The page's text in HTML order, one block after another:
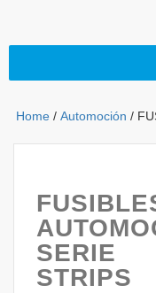
Home / Automoción /
SERIE
STRIPS